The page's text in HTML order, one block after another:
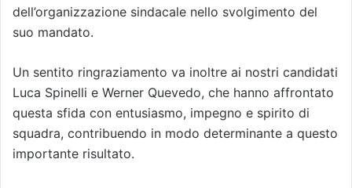
dell’organizzazione sindacale nello svolgimento del
suo mandato.
Un sentito ringraziamento va inoltre ai nostri candidati
Luca Spinelli e Werner Quevedo, che hanno affrontato
questa sfida con entusiasmo, impegno e spirito di
squadra, contribuendo in modo determinante a questo
importante risultato.